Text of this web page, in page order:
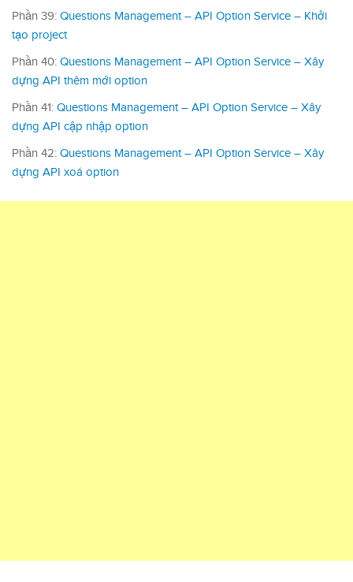
Phần 39: Questions Management – API Option Service – Khởi
tạo project
Phần 40: Questions Management – API Option Service – Xây
dựng API thêm mới option
Phần 41: Questions Management – API Option Service – Xây
dựng API cập nhập option
Phần 42: Questions Management – API Option Service – Xây
dựng API xoá option